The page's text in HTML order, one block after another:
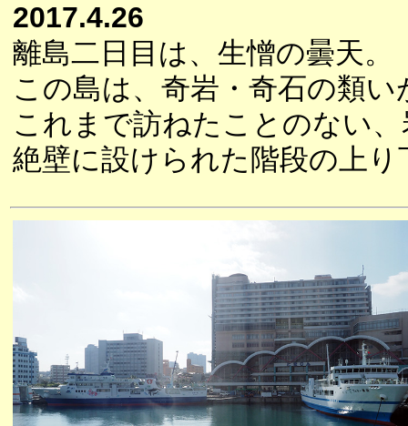
2017.4.26
離島二日目は、生憎の曇天。
この島は、奇岩・奇石の類
これまで訪ねたことのない
絶壁に設けられた階段の上